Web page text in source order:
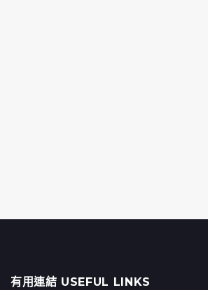
有用連結 USEFUL LINKS